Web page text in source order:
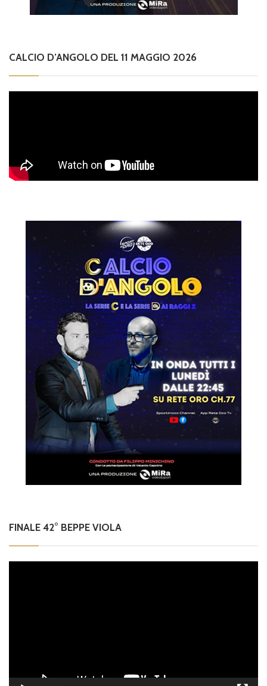
CALCIO D’ANGOLO DEL 11 MAGGIO 2026
FINALE 42° BEPPE VIOLA